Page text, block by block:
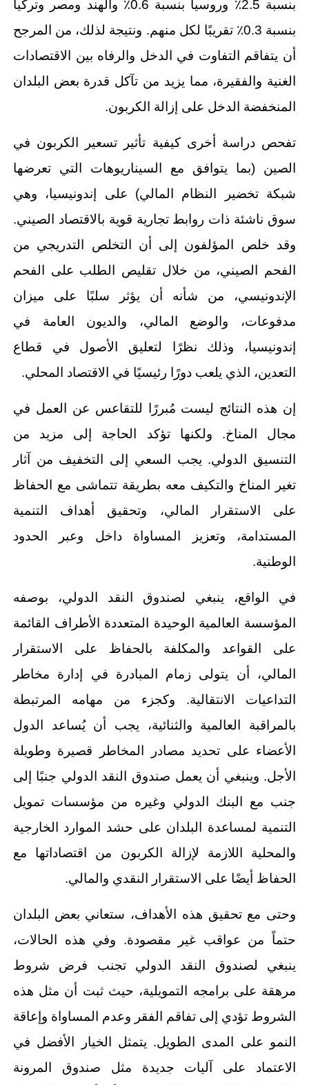
بنسبة 2.5٪ وروسيا بنسبة 0.6٪ والهند ومصر وتركيا
بنسبة 0.3٪ تقريبًا لكل منهم. ونتيجة لذلك، من المرجح
أن يتفاقم التفاوت في الدخل والرفاه بين الاقتصادات
الغنية والفقيرة، مما يزيد من تآكل قدرة بعض البلدان
المنخفضة الدخل على إزالة الكربون.
تفحص دراسة أخرى كيفية تأثير تسعير الكربون في
الصين (بما يتوافق مع السيناريوهات التي تعرضها
شبكة تخضير النظام المالي) على إندونيسيا، وهي
سوق ناشئة ذات روابط تجارية قوية بالاقتصاد الصيني.
وقد خلص المؤلفون إلى أن التخلص التدريجي من
الفحم الصيني، من خلال تقليص الطلب على الفحم
الإندونيسي، من شأنه أن يؤثر سلبًا على ميزان
مدفوعات، والوضع المالي، والديون العامة في
إندونيسيا، وذلك نظرًا لتعليق الأصول في قطاع
التعدين، الذي يلعب دورًا رئيسيًا في الاقتصاد المحلي.
إن هذه النتائج ليست مُبررًا للتقاعس عن العمل في
مجال المناخ. ولكنها تؤكد الحاجة إلى مزيد من
التنسيق الدولي. يجب السعي إلى التخفيف من آثار
تغير المناخ والتكيف معه بطريقة تتماشى مع الحفاظ
على الاستقرار المالي، وتحقيق أهداف التنمية
المستدامة، وتعزيز المساواة داخل وعبر الحدود
الوطنية.
في الواقع، ينبغي لصندوق النقد الدولي، بوصفه
المؤسسة العالمية الوحيدة المتعددة الأطراف القائمة
على القواعد والمكلفة بالحفاظ على الاستقرار
المالي، أن يتولى زمام المبادرة في إدارة مخاطر
التداعيات الانتقالية. وكجزء من مهامه المرتبطة
بالمراقبة العالمية والثنائية، يجب أن يُساعد الدول
الأعضاء على تحديد مصادر المخاطر قصيرة وطويلة
الأجل. وينبغي أن يعمل صندوق النقد الدولي جنبًا إلى
جنب مع البنك الدولي وغيره من مؤسسات تمويل
التنمية لمساعدة البلدان على حشد الموارد الخارجية
والمحلية اللازمة لإزالة الكربون من اقتصاداتها مع
الحفاظ أيضًا على الاستقرار النقدي والمالي.
وحتى مع تحقيق هذه الأهداف، ستعاني بعض البلدان
حتماً من عواقب غير مقصودة. وفي هذه الحالات،
ينبغي لصندوق النقد الدولي تجنب فرض شروط
مرهقة على برامجه التمويلية، حيث ثبت أن مثل هذه
الشروط تؤدي إلى تفاقم الفقر وعدم المساواة وإعاقة
النمو على المدى الطويل. يتمثل الخيار الأفضل في
الاعتماد على آليات جديدة مثل صندوق المرونة